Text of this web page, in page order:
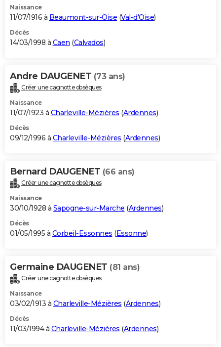
Naissance
11/07/1916 à Beaumont-sur-Oise (Val-d'Oise)
Décès
14/03/1998 à Caen (Calvados)
Andre DAUGENET (73 ans)
Créer une cagnotte obsèques
Naissance
11/07/1923 à Charleville-Mézières (Ardennes)
Décès
09/12/1996 à Charleville-Mézières (Ardennes)
Bernard DAUGENET (66 ans)
Créer une cagnotte obsèques
Naissance
30/10/1928 à Sapogne-sur-Marche (Ardennes)
Décès
01/05/1995 à Corbeil-Essonnes (Essonne)
Germaine DAUGENET (81 ans)
Créer une cagnotte obsèques
Naissance
03/02/1913 à Charleville-Mézières (Ardennes)
Décès
11/03/1994 à Charleville-Mézières (Ardennes)